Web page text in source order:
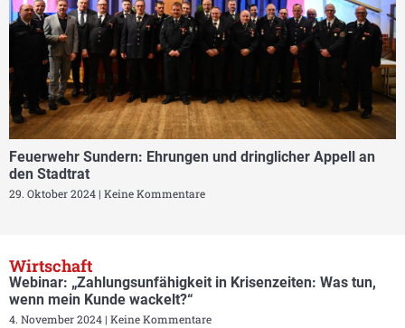
Feuerwehr Sundern: Ehrungen und dringlicher Appell an
den Stadtrat
29. Oktober 2024 Keine Kommentare
Wirtschaft
Webinar: „Zahlungsunfähigkeit in Krisenzeiten: Was tun,
wenn mein Kunde wackelt?“
4. November 2024 Keine Kommentare